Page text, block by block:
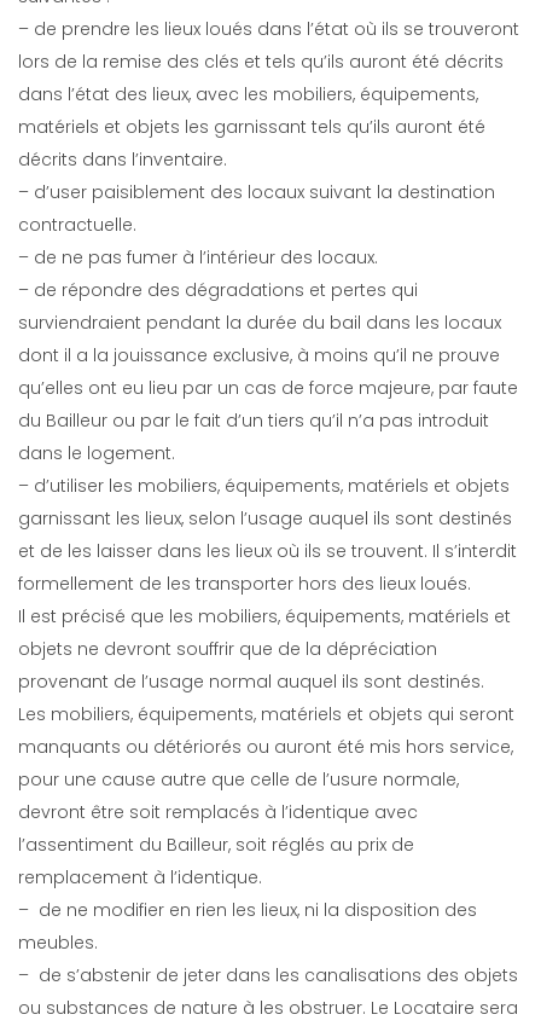
– de prendre les lieux loués dans l’état où ils se trouveront
lors de la remise des clés et tels qu’ils auront été décrits
dans l’état des lieux, avec les mobiliers, équipements,
matériels et objets les garnissant tels qu’ils auront été
décrits dans l’inventaire.
– d’user paisiblement des locaux suivant la destination
contractuelle.
– de ne pas fumer à l’intérieur des locaux.
– de répondre des dégradations et pertes qui
surviendraient pendant la durée du bail dans les locaux
dont il a la jouissance exclusive, à moins qu’il ne prouve
qu’elles ont eu lieu par un cas de force majeure, par faute
du Bailleur ou par le fait d’un tiers qu’il n’a pas introduit
dans le logement.
– d’utiliser les mobiliers, équipements, matériels et objets
garnissant les lieux, selon l’usage auquel ils sont destinés
et de les laisser dans les lieux où ils se trouvent. Il s’interdit
formellement de les transporter hors des lieux loués.
Il est précisé que les mobiliers, équipements, matériels et
objets ne devront souffrir que de la dépréciation
provenant de l’usage normal auquel ils sont destinés.
Les mobiliers, équipements, matériels et objets qui seront
manquants ou détériorés ou auront été mis hors service,
pour une cause autre que celle de l’usure normale,
devront être soit remplacés à l’identique avec
l’assentiment du Bailleur, soit réglés au prix de
remplacement à l’identique.
– de ne modifier en rien les lieux, ni la disposition des
meubles.
– de s’abstenir de jeter dans les canalisations des objets
ou substances de nature à les obstruer. Le Locataire sera